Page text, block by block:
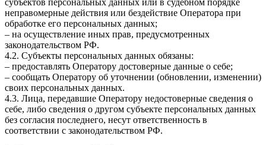
субъектов персональных данных или в судебном порядке
неправомерные действия или бездействие Оператора при
обработке его персональных данных;
– на осуществление иных прав, предусмотренных
законодательством РФ.
4.2. Субъекты персональных данных обязаны:
– предоставлять Оператору достоверные данные о себе;
– сообщать Оператору об уточнении (обновлении, изменении)
своих персональных данных.
4.3. Лица, передавшие Оператору недостоверные сведения о
себе, либо сведения о другом субъекте персональных данных
без согласия последнего, несут ответственность в
соответствии с законодательством РФ.